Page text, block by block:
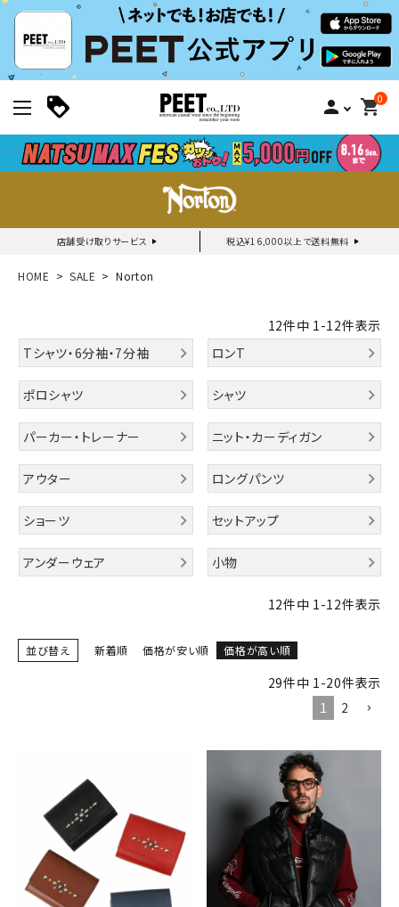
person 0
shopping_cart
店舗受け取りサービス 税込¥16,000以上で送料無料
新規会員登録｜ログイン
search
カテゴリー
スタイリング
ランキング
詳しい条件から探す
HOME SALE Norton
12件中 1-12件表示
Tシャツ・6分袖・7分袖
ロンT
ポロシャツ シャツ
パーカー・トレーナー ニット・カーディガン
アウター ロングパンツ
ショーツ セットアップ
アンダーウェア 小物
12件中 1-12件表示
並び替え 新着順 価格が安い順 価格が高い順
29件中 1-20件表示
1
2